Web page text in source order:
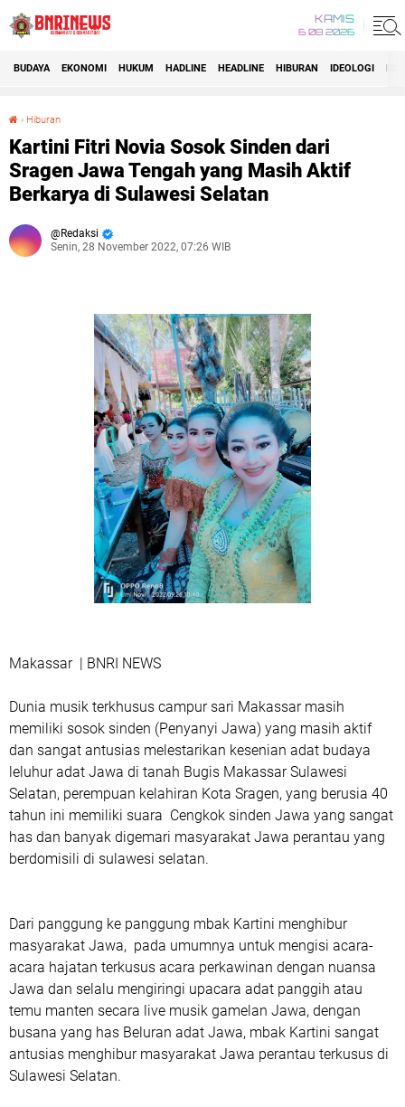
KAMIS
6 08 2026
BUDAYA EKONOMI HUKUM HADLINE HEADLINE HIBURAN IDEOLOGI
› Hiburan
Kartini Fitri Novia Sosok Sinden dari
Sragen Jawa Tengah yang Masih Aktif
Berkarya di Sulawesi Selatan
Redaksi
Senin, 28 November 2022, 07:26 WIB
Makassar | BNRI NEWS
Dunia musik terkhusus campur sari Makassar masih
memiliki sosok sinden (Penyanyi Jawa) yang masih aktif
dan sangat antusias melestarikan kesenian adat budaya
leluhur adat Jawa di tanah Bugis Makassar Sulawesi
Selatan, perempuan kelahiran Kota Sragen, yang berusia 40
tahun ini memiliki suara Cengkok sinden Jawa yang sangat
has dan banyak digemari masyarakat Jawa perantau yang
berdomisili di sulawesi selatan.
Dari panggung ke panggung mbak Kartini menghibur
masyarakat Jawa, pada umumnya untuk mengisi acara-
acara hajatan terkusus acara perkawinan dengan nuansa
Jawa dan selalu mengiringi upacara adat panggih atau
temu manten secara live musik gamelan Jawa, dengan
busana yang has Beluran adat Jawa, mbak Kartini sangat
antusias menghibur masyarakat Jawa perantau terkusus di
Sulawesi Selatan.